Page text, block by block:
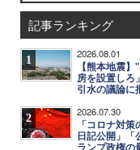
記事ランキング
1 2026.08.01
【熊本地震
房を設置しろ
引水の議論に
2 2026.07.30
「コロナ対
日記公開」「
ランプ政権の